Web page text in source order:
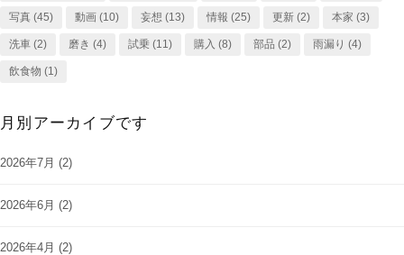
写真 (45) 動画 (10) 妄想 (13) 情報 (25) 更新 (2) 本家 (3)
洗車 (2) 磨き (4) 試乗 (11) 購入 (8) 部品 (2) 雨漏り (4)
飲食物 (1)
月別アーカイブです
2026年7月 (2)
2026年6月 (2)
2026年4月 (2)